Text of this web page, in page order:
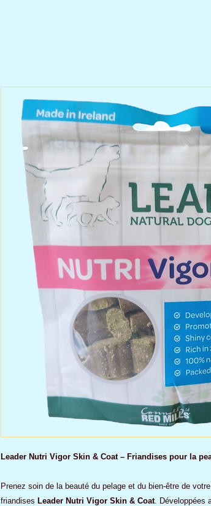
Leader Nutri Vigor Skin & Coat – Friandises pour la
Prenez soin de la beauté du pelage et du bien-être de
friandises Leader Nutri Vigor Skin & Coat. Développées